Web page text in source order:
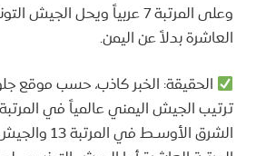
وعلى المرتبة 7 عربياً ويحل
العاشرة بدلاً عن اليمن.
الحقيقة: الخبر كاذب، حسب موقع
الشرق